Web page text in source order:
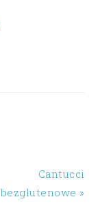
Cantucci
bezglutenowe »